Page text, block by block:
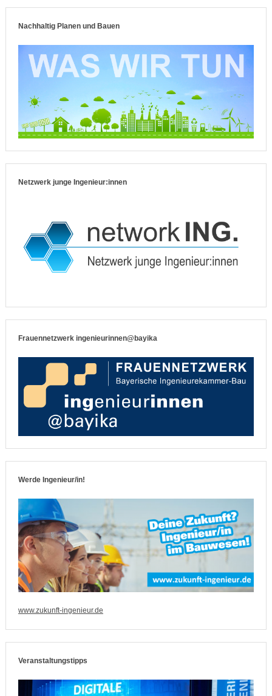
Nachhaltig Planen und Bauen
Netzwerk junge Ingenieur:innen
Frauennetzwerk ingenieurinnen@bayika
Werde Ingenieur/in!
www.zukunft-ingenieur.de
Veranstaltungstipps